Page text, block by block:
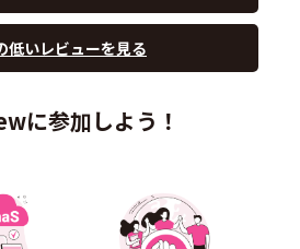
低いレビューを見る
に参加しよう！